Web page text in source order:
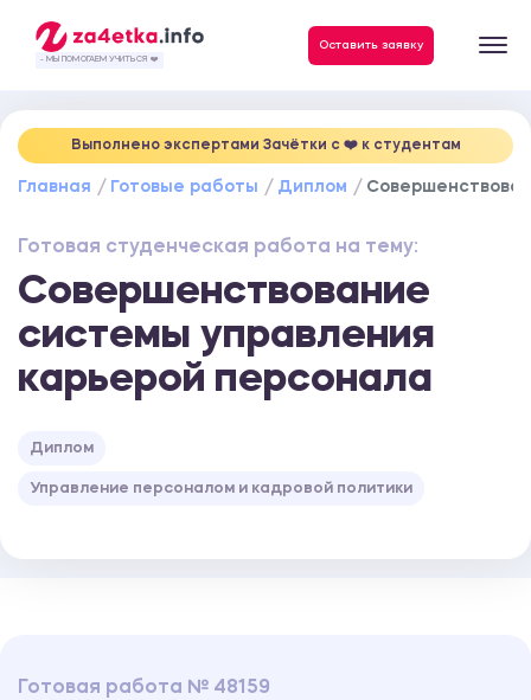
- МЫ ПОМОГАЕМ УЧИТЬСЯ ❤️
Оставить заявку
Выполнено экспертами Зачётки c ❤️ к студентам
Главная Готовые работы Диплом
Готовая студенческая работа на тему:
Совершенствование
системы управления
карьерой персонала
Диплом
Управление персоналом и кадровой политики
Готовая работа № 48159